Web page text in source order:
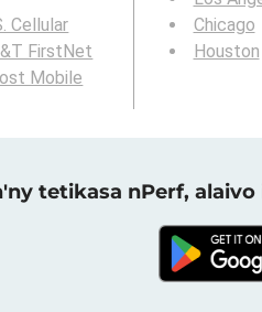
Cellular
FirstNet
Mobile
Chicago
Houston
tetikasa nPerf,